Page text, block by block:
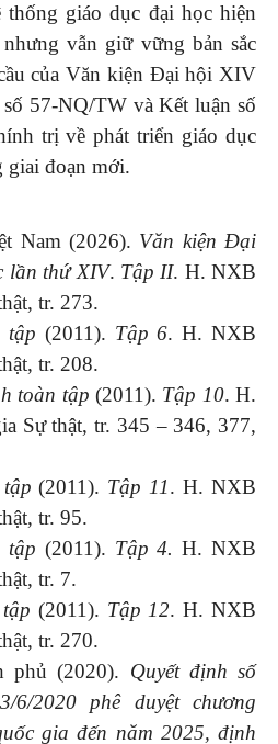
giáo dục đại học hiện
vẫn giữ vững bản sắc
của Văn kiện Đại hội XIV
57-NQ/TW và Kết luận số
trị về phát triển giáo dục
giai đoạn mới.
Nam (2026). Văn kiện Đại
lần thứ XIV. Tập II. H. NXB
tr. 273.
tập (2011). Tập 6. H. NXB
tr. 208.
toàn tập (2011). Tập 10. H.
Sự thật, tr. 345 – 346, 377,
(2011). Tập 11. H. NXB
tr. 95.
tập (2011). Tập 4. H. NXB
tr. 7.
(2011). Tập 12. H. NXB
tr. 270.
phủ (2020). Quyết định số
6/2020 phê duyệt chương
gia đến năm 2025, định